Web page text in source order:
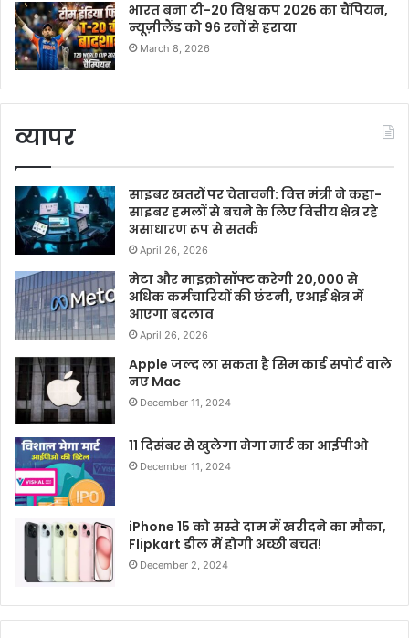
भारत बना टी-20 विश्व कप 2026 का चैंपियन,
न्यूज़ीलैंड को 96 रनों से हराया
March 8, 2026
व्यापर
साइबर खतरों पर चेतावनी: वित्त मंत्री ने कहा-
साइबर हमलों से बचने के लिए वित्तीय क्षेत्र रहे
असाधारण रूप से सतर्क
April 26, 2026
मेटा और माइक्रोसॉफ्ट करेगी 20,000 से
अधिक कर्मचारियों की छंटनी, एआई क्षेत्र में
आएगा बदलाव
April 26, 2026
Apple जल्द ला सकता है सिम कार्ड सपोर्ट वाले
नए Mac
December 11, 2024
11 दिसंबर से खुलेगा मेगा मार्ट का आईपीओ
December 11, 2024
iPhone 15 को सस्ते दाम में खरीदने का मौका,
Flipkart डील में होगी अच्छी बचत!
December 2, 2024